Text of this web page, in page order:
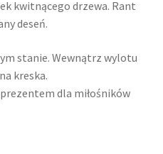
kwitnącego drzewa. Rant
deseń.
stanie. Wewnątrz wylotu
kreska.
dla miłośników